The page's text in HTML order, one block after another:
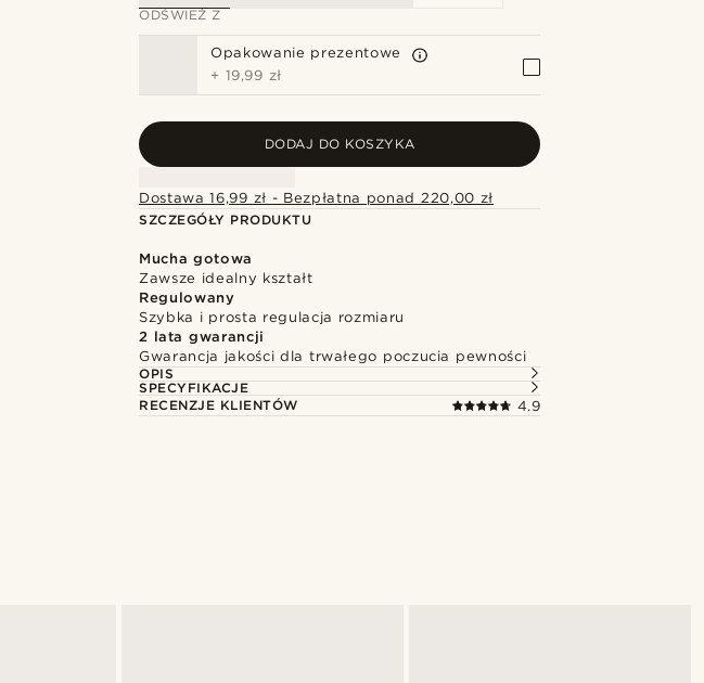
ODŚWIEŻ Z
Opakowanie prezentowe
+ 19,99 zł
DODAJ DO KOSZYKA
Dostawa 16,99 zł - Bezpłatna ponad 220,00 zł
SZCZEGÓŁY PRODUKTU
Mucha gotowa
Zawsze idealny kształt
Regulowany
Szybka i prosta regulacja rozmiaru
2 lata gwarancji
Gwarancja jakości dla trwałego poczucia pewności
OPIS
SPECYFIKACJE
RECENZJE KLIENTÓW
4.9